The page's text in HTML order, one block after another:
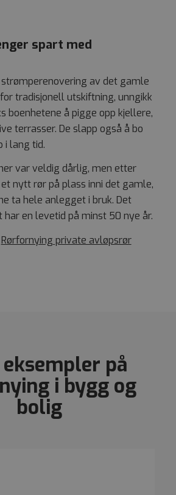
spart med
av det gamle
tradisjonell utskiftning, unngikk
boenhetene å pigge opp kjellere,
terrasser. De slapp også å bo
i lang tid.
var veldig dårlig, men etter
nytt rør på plass inni det gamle,
ta hele anlegget i bruk. Det
en levetid på minst 50 nye år.
Rørfornying private avløpsrør
på
i bygg og
bolig